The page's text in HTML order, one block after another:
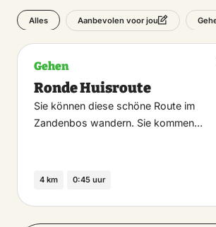
Alles Aanbevolen voor jou
Gehen
Ronde Huisroute
Sie können diese schöne Route im
Zandenbos wandern. Sie kommen…
4 km 0:45 uur